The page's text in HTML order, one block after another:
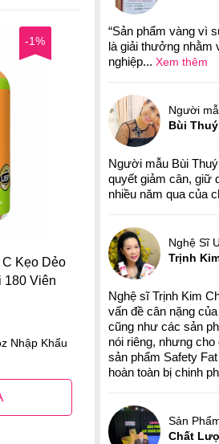
-1%
C Kẹo Dẻo
180 Viên
Nhập Khẩu
“Sản phẩm vàng vì
là giải thưởng nhằm
nghiệp... Xem thêm
Người
Bùi
Người mẫu Bùi
quyết giảm cân, giữ
nhiều năm qua của
Nghệ Sĩ
Trịnh
Nghệ sĩ Trịnh Kim
vấn đề cân nặng
cũng như các sản
nói riêng, nhưng
sản phẩm Safety
hoàn toàn bị chinh
Sản
Chất